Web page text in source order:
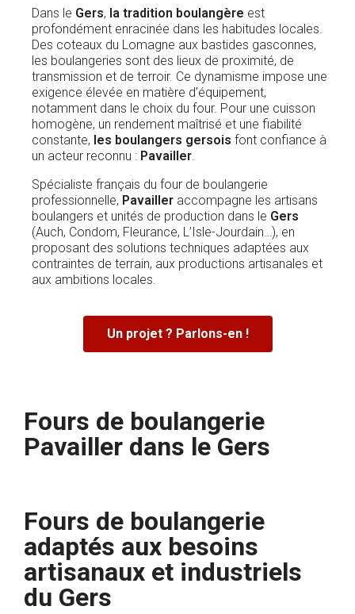
Dans le Gers, la tradition boulangère est
profondément enracinée dans les habitudes locales.
Des coteaux du Lomagne aux bastides gasconnes,
les boulangeries sont des lieux de proximité, de
transmission et de terroir. Ce dynamisme impose une
exigence élevée en matière d’équipement,
notamment dans le choix du four. Pour une cuisson
homogène, un rendement maîtrisé et une fiabilité
constante, les boulangers gersois font confiance à
un acteur reconnu : Pavailler.
Spécialiste français du four de boulangerie
professionnelle, Pavailler accompagne les artisans
boulangers et unités de production dans le Gers
(Auch, Condom, Fleurance, L’Isle-Jourdain…), en
proposant des solutions techniques adaptées aux
contraintes de terrain, aux productions artisanales et
aux ambitions locales.
Un projet ? Parlons-en !
Fours de boulangerie
Pavailler dans le Gers
Fours de boulangerie
adaptés aux besoins
artisanaux et industriels
du Gers